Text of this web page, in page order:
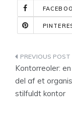
Kontorreoler:
del af et
stilfuldt kontor